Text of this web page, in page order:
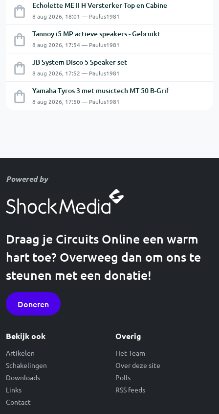
Echolette ME II H Versterker Top en Cabine
8 aug 2026, 18:01 — Paulus1981
Tannoy i5 MP actieve speakers - Gebruikt
8 aug 2026, 17:54 — Paulus1981
JB System Disco 5 Speaker set
8 aug 2026, 17:52 — Paulus1981
Yamaha Tyros 3 met musictech MT 50 B-Grif
8 aug 2026, 17:50 — Paulus1981
Powered by
Draag je Circuits Online een warm
hart toe? Overweeg dan om ons te
steunen met een donatie!
Doneren
Bekijk ook
Artikelen
Schakelingen
Downloads
Links
Contact
Overig
Het Team
Over deze site
Polls
RSS feeds